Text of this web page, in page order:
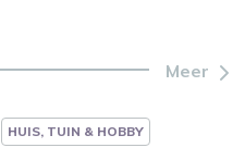
Meer
HUIS, TUIN & HOBBY